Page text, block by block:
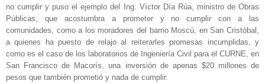
no cumplir y puso el ejemplo del Ing. Víctor Día Rúa, ministro de Obras
Públicas, que acostumbra a prometer y no cumplir con a las
comunidades, como a los moradores del barrio Moscú, en San Cristóbal,
a quienes ha puesto de relajo al reiterarles promesas incumplidas, y
como es el caso de los laboratorios de Ingeniería Civil para el CURNE, en
San Francisco de Macorís, una inversión de apenas $20 millones de
pesos que también prometió y nada de cumplir.